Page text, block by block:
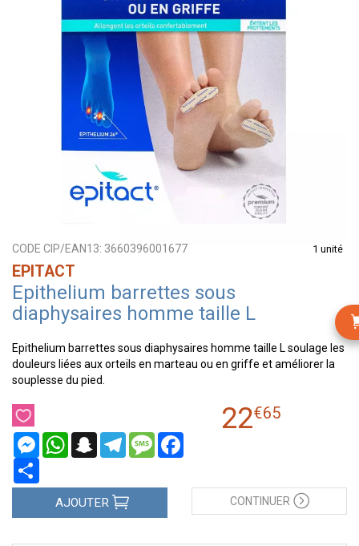
CODE CIP/EAN13: 3660396001677 1 unité
EPITACT
Epithelium barrettes sous
diaphysaires homme taille L
Epithelium barrettes sous diaphysaires homme taille L soulage les
douleurs liées aux orteils en marteau ou en griffe et améliorer la
souplesse du pied.
MessengerWhatsAppSnapchatTelegramMessage
22€65
AJOUTER CONTINUER